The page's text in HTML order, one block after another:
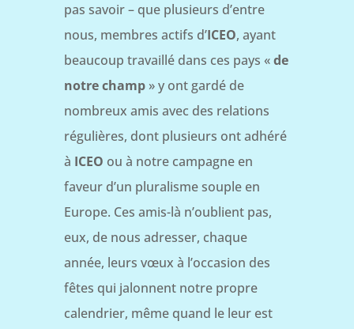
pas savoir – que plusieurs d’entre
nous, membres actifs d’ICEO, ayant
beaucoup travaillé dans ces pays «de
notre champ » y ont gardé de
nombreux amis avec des relations
régulières, dont plusieurs ont adhéré
à ICEO ou à notre campagne en
faveur d’un pluralisme souple en
Europe. Ces amis-là n’oublient pas,
eux, de nous adresser, chaque
année, leurs vœux à l’occasion des
fêtes qui jalonnent notre propre
calendrier, même quand le leur est